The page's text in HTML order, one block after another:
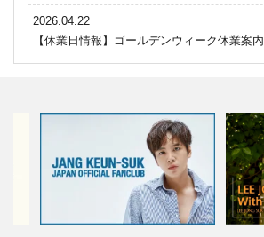
2026.04.22
【休業日情報】ゴールデンウィーク休業案内